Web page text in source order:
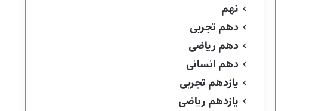
نهم
دهم تجربی
دهم ریاضی
دهم انسانی
یازدهم تجربی
یازدهم ریاضی